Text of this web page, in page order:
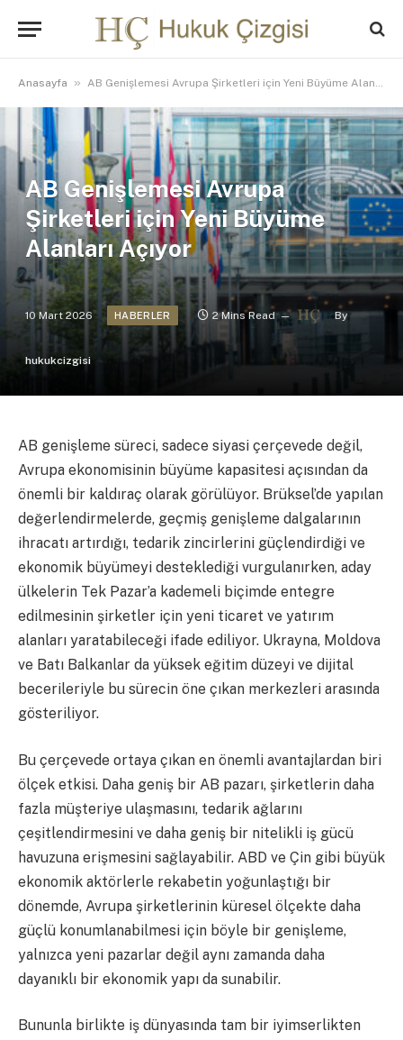
Anasayfa » AB Genişlemesi Avrupa Şirketleri için Yeni Büyüme Alanları Açıyor
AB Genişlemesi Avrupa
Şirketleri için Yeni Büyüme
Alanları Açıyor
10 Mart 2026 HABERLER 2 Mins Read By
hukukcizgisi
AB genişleme süreci, sadece siyasi çerçevede değil,
Avrupa ekonomisinin büyüme kapasitesi açısından da
önemli bir kaldıraç olarak görülüyor. Brüksel’de yapılan
değerlendirmelerde, geçmiş genişleme dalgalarının
ihracatı artırdığı, tedarik zincirlerini güçlendirdiği ve
ekonomik büyümeyi desteklediği vurgulanırken, aday
ülkelerin Tek Pazar’a kademeli biçimde entegre
edilmesinin şirketler için yeni ticaret ve yatırım
alanları yaratabileceği ifade ediliyor. Ukrayna, Moldova
ve Batı Balkanlar da yüksek eğitim düzeyi ve dijital
becerileriyle bu sürecin öne çıkan merkezleri arasında
gösteriliyor.
Bu çerçevede ortaya çıkan en önemli avantajlardan biri
ölçek etkisi. Daha geniş bir AB pazarı, şirketlerin daha
fazla müşteriye ulaşmasını, tedarik ağlarını
çeşitlendirmesini ve daha geniş bir nitelikli iş gücü
havuzuna erişmesini sağlayabilir. ABD ve Çin gibi büyük
ekonomik aktörlerle rekabetin yoğunlaştığı bir
dönemde, Avrupa şirketlerinin küresel ölçekte daha
güçlü konumlanabilmesi için böyle bir genişleme,
yalnızca yeni pazarlar değil aynı zamanda daha
dayanıklı bir ekonomik yapı da sunabilir.
Bununla birlikte iş dünyasında tam bir iyimserlikten